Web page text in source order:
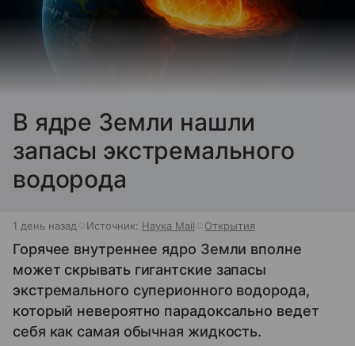
В ядре Земли нашли
запасы экстремального
водорода
1 день назад Источник: Наука Mail Открытия
Горячее внутреннее ядро Земли вполне
может скрывать гигантские запасы
экстремального суперионного водорода,
который невероятно парадоксально ведет
себя как самая обычная жидкость.